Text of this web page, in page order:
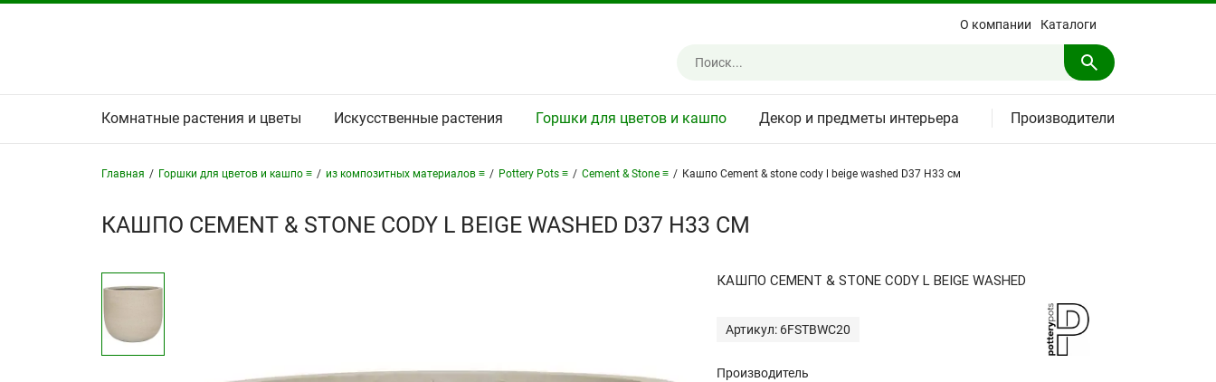
О компании Каталоги
Комнатные растения и цветы Искусственные растения Горшки для цветов и кашпо Декор и предметы интерьера Производители
Главная / Горшки для цветов и кашпо ≡ / из композитных материалов ≡ / Pottery Pots ≡ / Cement & Stone ≡ / Кашпо Cement & stone cody l beige washed D37 H33 см
КАШПО CEMENT & STONE CODY L BEIGE WASHED D37 H33 СМ
КАШПО CEMENT & STONE CODY L BEIGE WASHED
Артикул: 6FSTBWC20
Производитель